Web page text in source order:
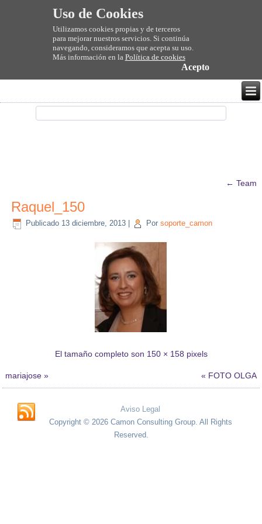
Uso de Cookies
Utilizamos cookies propias y de terceros
para mejorar nuestros servicios. Si continúa
navegando, consideramos que acepta su uso.
Más información en la Política de cookies
Acepto
← Team
Raquel_150
Publicado 13 diciembre, 2013 Por soporte_camon
El tamaño completo son 150 × 158 pixels
mariajose » « FOTO OLGA
Aviso Legal
Copyright © 2026 Camon Consulting Group. All Rights
Reserved.